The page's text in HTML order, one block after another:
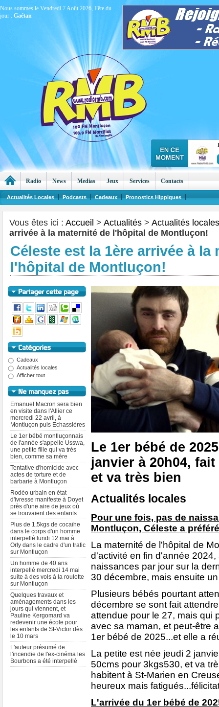
Vous êtes ici : Accueil > Actualités > Actualités locales
arrivée à la maternité de l'hôpital de Montluçon!
Céleste est la 1ère arrivée à la
l'hôpital de Montluçon!
Le 1er bébé de
janvier à 20h04,
et va très bien
Actualités locales
Pour une fois, pas de
Montluçon, Céleste a
La maternité de l'hôpital de
d'activité en fin d'année
naissances par jour sur la
30 décembre, mais ensuite
Plusieurs bébés pourtant
décembre se sont fait
attendue pour le 27, mais qui
avec sa maman, et peut-être
1er bébé de 2025...et elle a
La petite est née jeudi 2
50cms pour 3kgs530, et va
habitent à St-Marien en
heureux mais
L'arrivée du 1er bébé de
Cadeaux
Actualités locales
Afficher tout
Emanuel Macron sera bien
en visite dans l'Allier ce
mercredi 22 avril, à
Montluçon puis Echassières
Le 1er bébé montluçonnais
de l'année s'appelle Usswa,
une petite fille qui va très
bien, comme sa mère
Tentative d'homicide avec
actes de torture et de
barbarie à Montluçon
Rodéo urbain en état
d'ivresse manifeste à Doyet
près d'une aire de jeux où
se trouvaient des enfants
Plus de 1,5kgs de cocaïne
dans le corps d'un homme
interpellé lundi 12 mai à
Orly dans le cadre d'un trafic
sur Montluçon
Un homme de 40 ans
interpellé mercredi 14 mai
suite à des vols à la roulotte
sur Montluçon
Quelques travaux et
aménagements dans les
jours qui viennent, et
Pauline Kergomard va
redevenir une école pour
les enfants de St-Victor dès
le 10 mars
L'auteur présumé de
l'incendie de l'ex-cinéma les
Bourbons a été interpellé
Radio News Medias Jeux Services Contacts
Actualités Locales Podcasts Cadeaux Pronostics Hippiques
Nous sommes le Vendredi 7 Août 2026, Fête du
jour : Gaétan